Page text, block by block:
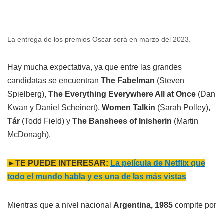
La entrega de los premios Oscar será en marzo del 2023.
Hay mucha expectativa, ya que entre las grandes
candidatas se encuentran The Fabelman (Steven
Spielberg), The Everything Everywhere All at Once (Dan
Kwan y Daniel Scheinert), Women Talkin (Sarah Polley),
Tár (Todd Field) y The Banshees of Inisherin (Martin
McDonagh).
►TE PUEDE INTERESAR: La película de Netflix que
todo el mundo habla y es una de las más vistas
Mientras que a nivel nacional Argentina, 1985 compite por